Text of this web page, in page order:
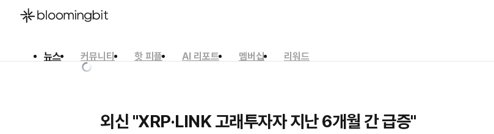
뉴스 커뮤니티 핫 피플 AI 리포트 멤버십
리워드
외신 "XRP·LINK 고래투자자 지난 6개월 간 급증"